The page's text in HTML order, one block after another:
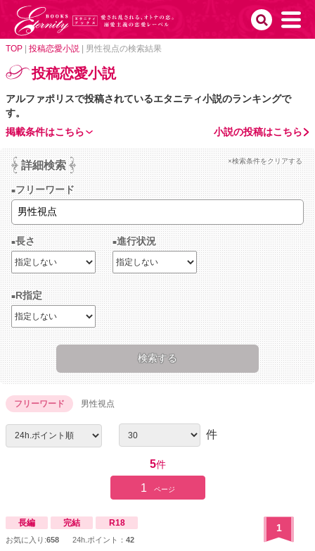
TOP 投稿恋愛小説 男性視点の検索結果
投稿恋愛小説
アルファポリスで投稿されているエタニティ小説のランキングで
す。
小説の投稿はこちら
掲載条件はこちら
詳細検索 ×検索条件をクリアする
フリーワード
長さ 進行状況
R指定
フリーワード 男性視点
件
5件
1 ページ
長編 完結 R18
お気に入り:658 24h.ポイント： 42
1